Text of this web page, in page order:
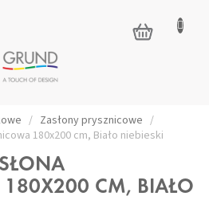
KOSZYK
/ Zasłony prysznicowe /
180x200 cm, Biało niebieski
180X200 CM, BIAŁO